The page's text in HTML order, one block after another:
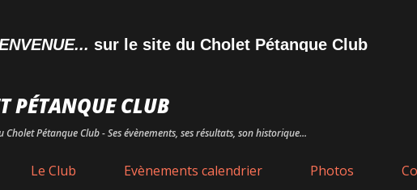
sur le site du Cholet Pétanque Club
PÉTANQUE CLUB
Cholet Pétanque Club - Ses évènements, ses résultats, son historique...
Le Club Evènements calendrier Photos